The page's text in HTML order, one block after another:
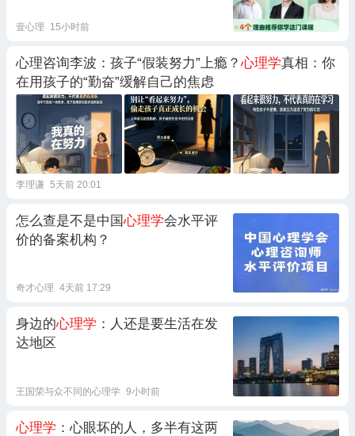
壹心理 15小时前
心理咨询李波：孩子“假装努力”上瘾？心理学真相：你
在用孩子的“勤奋”缓解自己的焦虑
李理谦 5天前 20:01
怎么查是不是中国心理学会水平评
价的备案机构？
奇才心理 4天前 17:29
身边的心理学 ：人还是要生活在发
达地区
王国荣与众不同的心理学 9小时前
心理学 ：心眼坏的人，多半有这两